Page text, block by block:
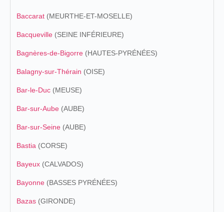
Baccarat (MEURTHE-ET-MOSELLE)
Bacqueville (SEINE INFÉRIEURE)
Bagnères-de-Bigorre (HAUTES-PYRÉNÉES)
Balagny-sur-Thérain (OISE)
Bar-le-Duc (MEUSE)
Bar-sur-Aube (AUBE)
Bar-sur-Seine (AUBE)
Bastia (CORSE)
Bayeux (CALVADOS)
Bayonne (BASSES PYRÉNÉES)
Bazas (GIRONDE)